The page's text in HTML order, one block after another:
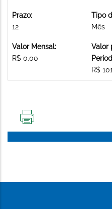
Prazo:
12
Tipo
Mês
Valor Mensal:
R$ 0.00
Valor
R$
PÁGINA